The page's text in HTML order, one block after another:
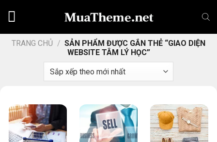
dungTRANG CHỦ / SẢN PHẨM ĐƯỢC GẮN THẺ “GIAO DIỆN
WEBSITE TÂM LÝ HỌC”